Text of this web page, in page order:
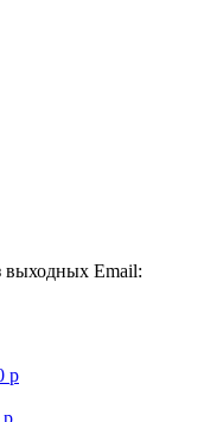
выходных Email:
р